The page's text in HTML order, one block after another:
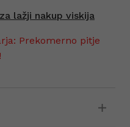
lažji nakup viskija
Prekomerno pitje